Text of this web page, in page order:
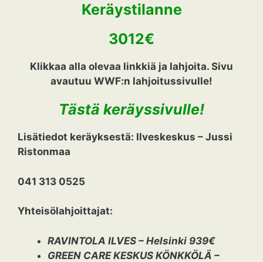
Keräystilanne
3012€
Klikkaa alla olevaa linkkiä ja lahjoita. Sivu
avautuu WWF:n lahjoitussivulle!
Tästä keräyssivulle!
Lisätiedot keräyksestä: Ilveskeskus – Jussi
Ristonmaa
041 313 0525
Yhteisölahjoittajat:
RAVINTOLA ILVES – Helsinki 939€
GREEN CARE KESKUS KÖNKKÖLÄ –